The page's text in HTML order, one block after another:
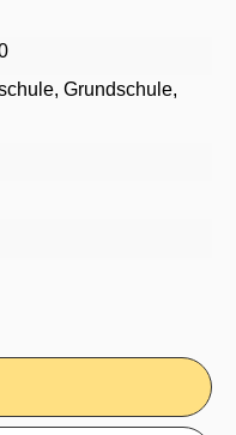
, Grundschule,